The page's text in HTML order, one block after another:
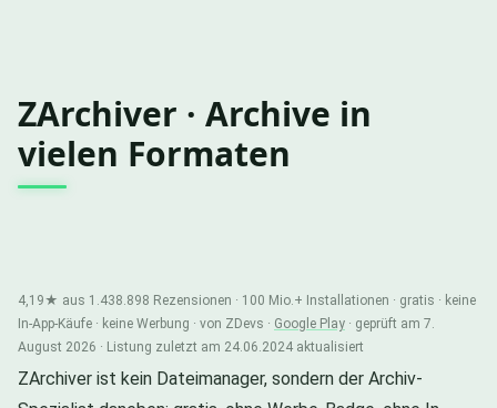
ZArchiver · Archive in
vielen Formaten
4,19★ aus 1.438.898 Rezensionen · 100 Mio.+ Installationen · gratis · keine
In-App-Käufe · keine Werbung · von ZDevs · Google Play · geprüft am 7.
August 2026 · Listung zuletzt am 24.06.2024 aktualisiert
ZArchiver ist kein Dateimanager, sondern der Archiv-